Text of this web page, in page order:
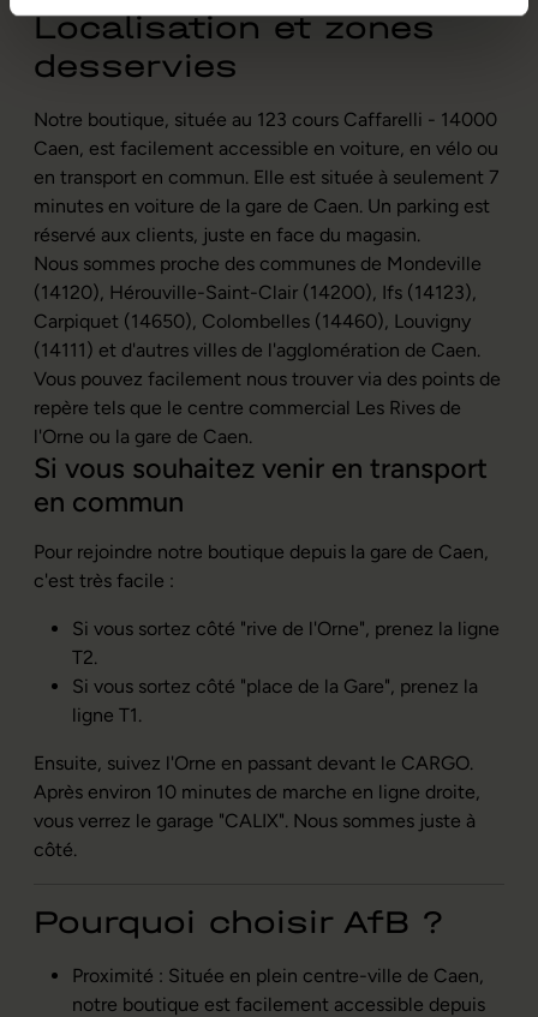
Localisation et zones
desservies
Notre boutique, située au 123 cours Caffarelli - 14000
Caen, est facilement accessible en voiture, en vélo ou
en transport en commun. Elle est située à seulement 7
minutes en voiture de la gare de Caen. Un parking est
réservé aux clients, juste en face du magasin.
Nous sommes proche des communes de Mondeville
(14120), Hérouville-Saint-Clair (14200), Ifs (14123),
Carpiquet (14650), Colombelles (14460), Louvigny
(14111) et d'autres villes de l'agglomération de Caen.
Vous pouvez facilement nous trouver via des points de
repère tels que le centre commercial Les Rives de
l'Orne ou la gare de Caen.
Si vous souhaitez venir en transport
en commun
Pour rejoindre notre boutique depuis la gare de Caen,
c'est très facile :
Si vous sortez côté "rive de l'Orne", prenez la ligne
T2.
Si vous sortez côté "place de la Gare", prenez la
ligne T1.
Ensuite, suivez l'Orne en passant devant le CARGO.
Après environ 10 minutes de marche en ligne droite,
vous verrez le garage "CALIX". Nous sommes juste à
côté.
Pourquoi choisir AfB ?
Proximité : Située en plein centre-ville de Caen,
notre boutique est facilement accessible depuis